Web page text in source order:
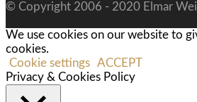
© Copyright 2006 - 2020 Elmar
We use cookies on our website to
cookies.
Cookie settings ACCEPT
Privacy & Cookies Policy